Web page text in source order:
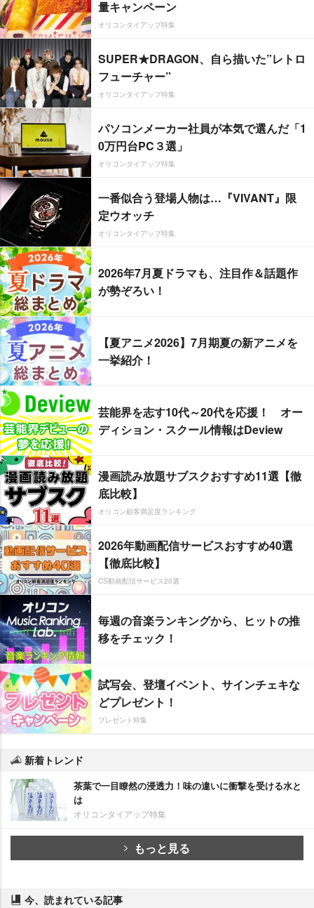
量キャンペーン
オリコンタイアップ特集
SUPER★DRAGON、自ら描いた”レトロ
フューチャー”
オリコンタイアップ特集
パソコンメーカー社員が本気で選んだ「1
0万円台PC３選」
オリコンタイアップ特集
一番似合う登場人物は…『VIVANT』限
定ウオッチ
オリコンタイアップ特集
2026年7月夏ドラマも、注目作＆話題作
が勢ぞろい！
【夏アニメ2026】7月期夏の新アニメを
一挙紹介！
芸能界を志す10代～20代を応援！ オー
ディション・スクール情報はDeview
漫画読み放題サブスクおすすめ11選【徹
底比較】
オリコン顧客満足度ランキング
2026年動画配信サービスおすすめ40選
【徹底比較】
CS動画配信サービス20選
毎週の音楽ランキングから、ヒットの推
移をチェック！
試写会、登壇イベント、サインチェキな
どプレゼント！
プレゼント特集
新着トレンド
茶葉で一目瞭然の浸透力！味の違いに衝撃を受ける水と
は
オリコンタイアップ特集
もっと見る
今、読まれている記事